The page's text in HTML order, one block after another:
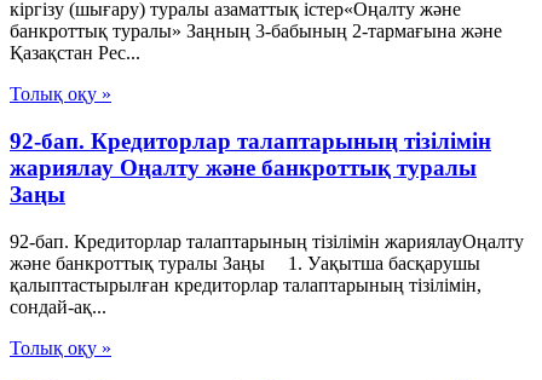
кіргізу (шығару) туралы азаматтық істер«Оңалту және
банкроттық туралы» Заңның 3-бабының 2-тармағына және
Қазақстан Рес...
Толық оқу »
92-бап. Кредиторлар талаптарының тізілімін
жариялау Оңалту және банкроттық туралы
Заңы
92-бап. Кредиторлар талаптарының тізілімін жариялауОңалту
және банкроттық туралы Заңы 1. Уақытша басқарушы
қалыптастырылған кредиторлар талаптарының тізілімін,
сондай-ақ...
Толық оқу »